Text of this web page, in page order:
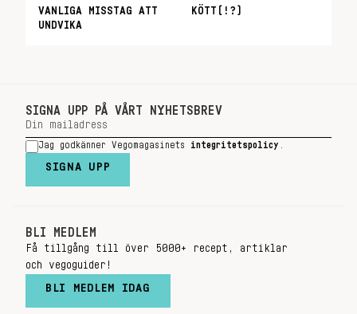
VANLIGA MISSTAG ATT
UNDVIKA
KÖTT(!?)
SIGNA UPP PÅ VÅRT NYHETSBREV
Jag godkänner Vegomagasinets integritetspolicy
SIGNA UPP
BLI MEDLEM
Få tillgång till över 5000+ recept, artiklar
och vegoguider!
BLI MEDLEM IDAG